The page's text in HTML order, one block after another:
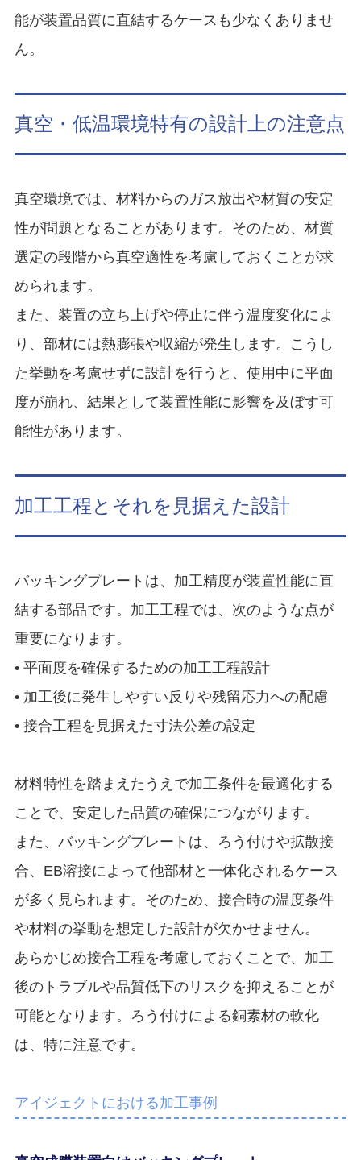
能が装置品質に直結するケースも少なくありませ
ん。
真空・低温環境特有の設計上の注意点
真空環境では、材料からのガス放出や材質の安定
性が問題となることがあります。そのため、材質
選定の段階から真空適性を考慮しておくことが求
められます。
また、装置の立ち上げや停止に伴う温度変化によ
り、部材には熱膨張や収縮が発生します。こうし
た挙動を考慮せずに設計を行うと、使用中に平面
度が崩れ、結果として装置性能に影響を及ぼす可
能性があります。
加工工程とそれを見据えた設計
バッキングプレートは、加工精度が装置性能に直
結する部品です。加工工程では、次のような点が
重要になります。
• 平面度を確保するための加工工程設計
• 加工後に発生しやすい反りや残留応力への配慮
• 接合工程を見据えた寸法公差の設定
材料特性を踏まえたうえで加工条件を最適化する
ことで、安定した品質の確保につながります。
また、バッキングプレートは、ろう付けや拡散接
合、EB溶接によって他部材と一体化されるケース
が多く見られます。そのため、接合時の温度条件
や材料の挙動を想定した設計が欠かせません。
あらかじめ接合工程を考慮しておくことで、加工
後のトラブルや品質低下のリスクを抑えることが
可能となります。ろう付けによる銅素材の軟化
は、特に注意です。
アイジェクトにおける加工事例